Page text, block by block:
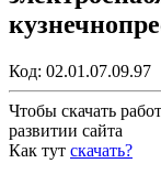
Код: 02.01.07.09.97
Чтобы скачать
развитии сайта
Как тут скачать?